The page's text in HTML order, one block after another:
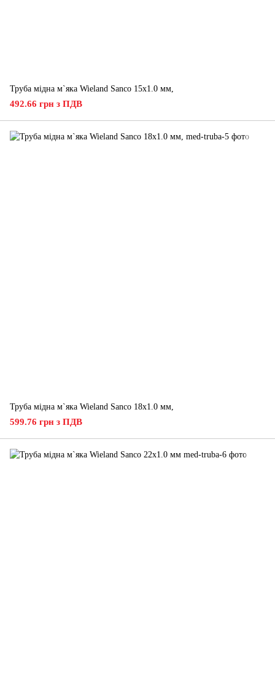
Труба мідна м`яка Wieland Sanco 15х1.0 мм,
492.66 грн з ПДВ
Труба мідна м`яка Wieland Sanco 18х1.0 мм,
599.76 грн з ПДВ